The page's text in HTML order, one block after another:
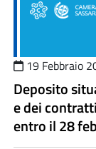
19 Febbraio
Deposito
e dei
entro il 28